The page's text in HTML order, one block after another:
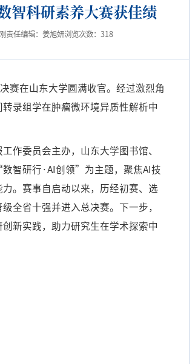
科研素养大赛获佳绩
责任编辑：姜旭妍浏览次数： 318
赛在山东大学圆满收官。经过激烈角
录组学在肿瘤微环境异质性解析中
作委员会主办，山东大学图书馆、
智研行·AI创领”为主题，聚焦AI技
。赛事自启动以来，历经初赛、选
全省十强并进入总决赛。下一步，
新实践，助力研究生在学术探索中